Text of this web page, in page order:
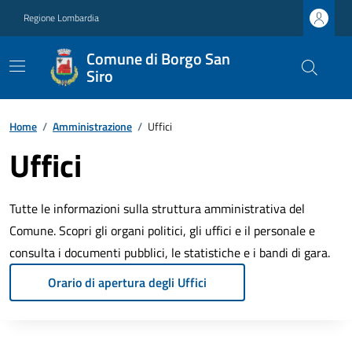
Regione Lombardia
Comune di Borgo San
Siro
Home / Amministrazione / Uffici
Uffici
Tutte le informazioni sulla struttura amministrativa del
Comune. Scopri gli organi politici, gli uffici e il personale e
consulta i documenti pubblici, le statistiche e i bandi di gara.
Orario di apertura degli Uffici